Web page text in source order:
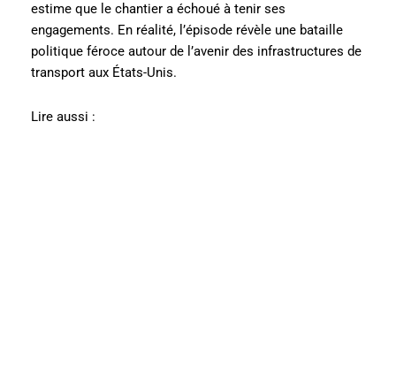
estime que le chantier a échoué à tenir ses
engagements. En réalité, l’épisode révèle une bataille
politique féroce autour de l’avenir des infrastructures de
transport aux États-Unis.
Lire aussi :